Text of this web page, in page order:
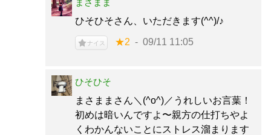
まさまま
ひそひそさん、いただきます(^^)/♪
ナイス ★2 09/11 11:05
ひそひそ
まさままさん＼(^o^)／うれしいお言葉！
初めは暗いんですよ〜親方の仕打ちやよ
くわかんないことにストレス溜まります